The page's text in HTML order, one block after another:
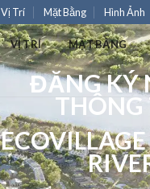
Vị Trí Mặt Bằng Hình Ảnh
VỊ TRÍ MẶT BẰNG
ĐĂNG KÝ